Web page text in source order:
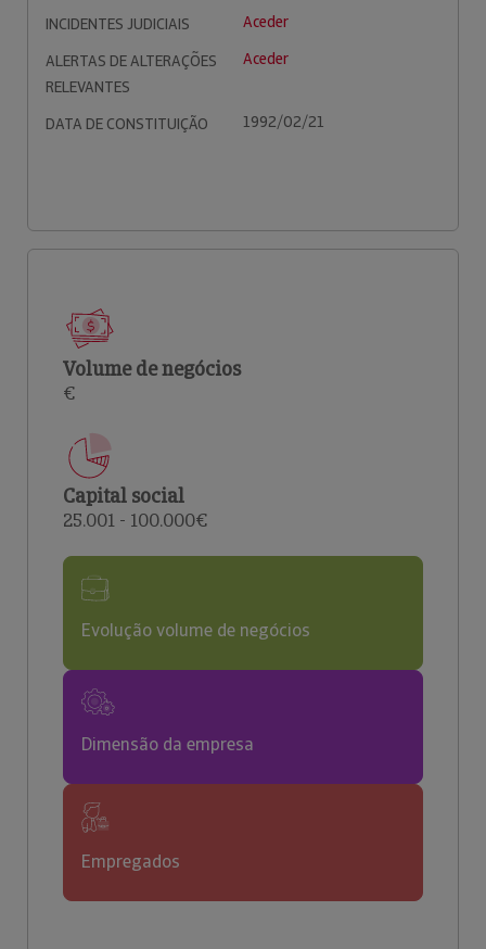
INCIDENTES JUDICIAIS
Aceder
ALERTAS DE ALTERAÇÕES
RELEVANTES
Aceder
DATA DE CONSTITUIÇÃO 1992/02/21
Volume de negócios
€
Capital social
25.001 - 100.000€
Evolução volume de negócios
Dimensão da empresa
Empregados